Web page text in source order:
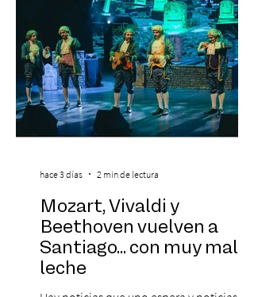
Mozart, Vivaldi y
Beethoven vuelven a
Santiago... con muy mala
leche
hace 3 días 2 min de lectura